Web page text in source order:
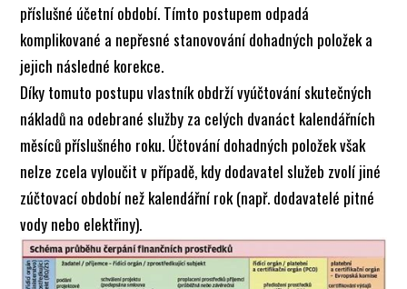
příslušné účetní období. Tímto postupem odpadá
komplikované a nepřesné stanovování dohadných položek a
jejich následné korekce.
Díky tomuto postupu vlastník obdrží vyúčtování skutečných
nákladů na odebrané služby za celých dvanáct kalendářních
měsíců příslušného roku. Účtování dohadných položek však
nelze zcela vyloučit v případě, kdy dodavatel služeb zvolí jiné
zúčtovací období než kalendářní rok (např. dodavatelé pitné
vody nebo elektřiny).